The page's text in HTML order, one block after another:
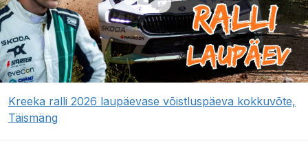
Kreeka ralli 2026 laupäevase võistluspäeva kokkuvõte,
Täismäng